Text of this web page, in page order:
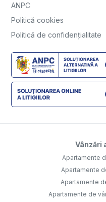
ANPC
Politică cookies
Politică de confidențialitate
Vânzări
Apartamente
Apartamente
Apartamente
Apartamente de